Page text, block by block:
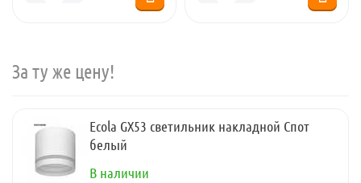
За ту же цену!
Ecola GX53 светильник накладной Спот
белый
В наличии